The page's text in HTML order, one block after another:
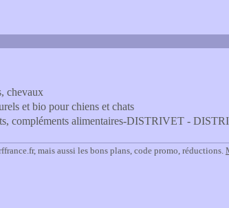
chevaux
et bio pour chiens et chats
compléments alimentaires-DISTRIVET -
mais aussi les bons plans, code promo, réductions.